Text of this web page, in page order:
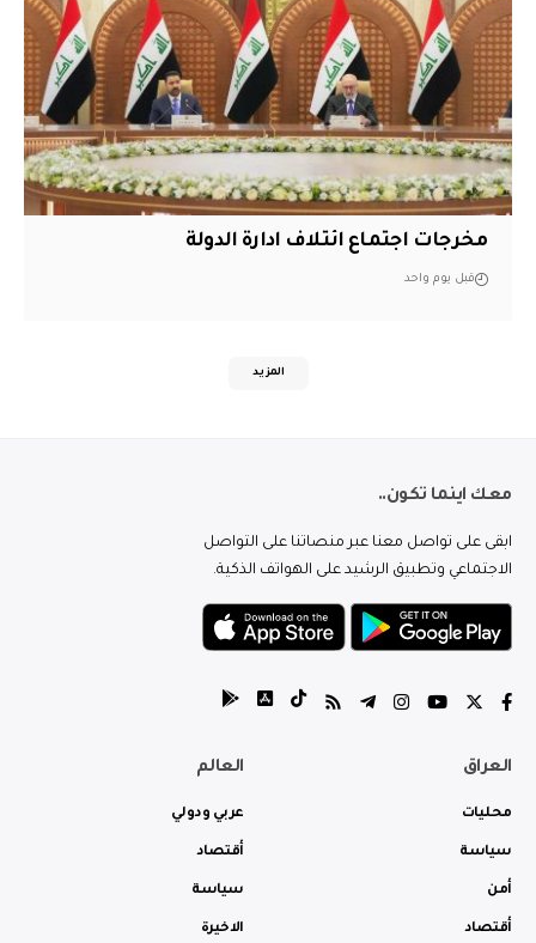
مخرجات اجتماع ائتلاف ادارة الدولة
قبل يوم واحد
المزيد
معك اينما تكون..
ابقى على تواصل معنا عبر منصاتنا على التواصل
الاجتماعي وتطبيق الرشيد على الهواتف الذكية.
العراق
محليات
سياسة
أمن
أقتصاد
العالم
عربي ودولي
أقتصاد
سياسة
الاخيرة